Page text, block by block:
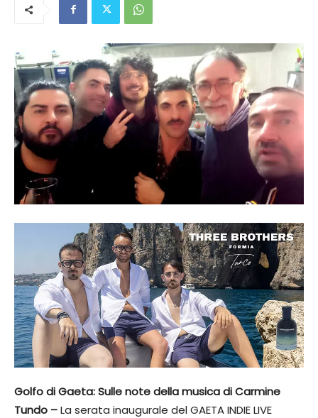
Golfo di Gaeta: Sulle note della musica di Carmine
Tundo –La serata inaugurale del GAETA INDIE LIVE